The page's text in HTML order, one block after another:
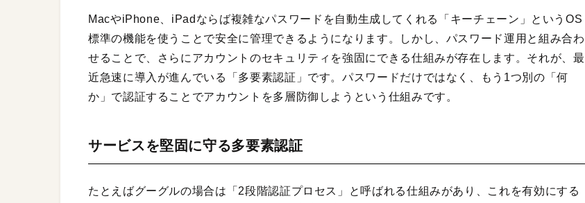
MacやiPhone、iPadならば複雑なパスワードを自動生成してくれる「キーチェーン」というOS
標準の機能を使うことで安全に管理できるようになります。しかし、パスワード運用と組み合わ
せることで、さらにアカウントのセキュリティを強固にできる仕組みが存在します。それが、最
近急速に導入が進んでいる「多要素認証」です。パスワードだけではなく、もう1つ別の「何
か」で認証することでアカウントを多層防御しようという仕組みです。
サービスを堅固に守る多要素認証
たとえばグーグルの場合は「2段階認証プロセス」と呼ばれる仕組みがあり、これを有効にする